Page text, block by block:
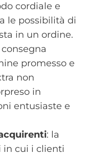
cordiale e
le possibilità di
in un ordine.
consegna
promesso e
non
in
entusiaste e
: la
in cui i clienti